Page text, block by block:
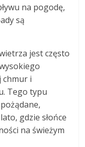
na pogodę,
są
jest często
chmur i
Tego typu
gdzie słońce
na świeżym